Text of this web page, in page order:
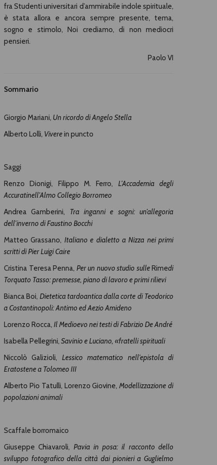
fra Studenti universitari d’ammirabile indole spirituale,
è stata allora e ancora sempre presente, tema,
sogno e stimolo, Noi crediamo, di non mediocri
pensieri.
Paolo VI
Sommario
Giorgio Mariani, Un ricordo di Angelo Stella
Alberto Lolli, Viverein puncto
Saggi
Renzo Dionigi, Filippo M. Ferro, L’Accademia degli
Accuratinell’Almo Collegio Borromeo
Andrea Gamberini, Tra inganni e sogni: un’allegoria
dell’inverno di Faustino Bocchi
Matteo Grassano, Italiano e dialetto a Nizza nei primi
scritti di Pier Luigi Caire
Cristina Teresa Penna, Per un nuovo studio sulleRimedi
Torquato Tasso: premesse, piano di lavoro e primi rilievi
Bianca Boi, Dietetica tardoantica dalla corte di Teodorico
a Costantinopoli: Antimo ed Aezio Amideno
Lorenzo Rocca, Il Medioevo nei testi di Fabrizio De André
Isabella Pellegrini, Savinio e Luciano, «fratelli spirituali
Niccolò Galizioli, Lessico matematico nell’epistola di
Eratostene a Tolomeo III
Alberto Pio Tatulli, Lorenzo Giovine,Modellizzazione di
popolazioni animali
Scaffale borromaico
Giuseppe Chiavaroli, Pavia in posa: il racconto dello
sviluppo fotografico della città dai pionieri a Guglielmo